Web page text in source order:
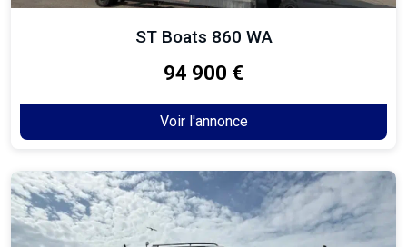
ST Boats 860 WA
94 900 €
Voir l'annonce